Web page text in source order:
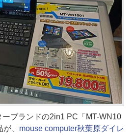
ブランドの2in1 PC「MT-WN10
、 mouse computer秋葉原ダイレ